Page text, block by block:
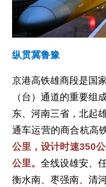
纵贯冀鲁豫
京港高铁雄商段是国
（台）通道的重要组
东、河南三省，北起
通车运营的商合杭高
公里，设计时速350
公里。 全线设雄安、
衡水南、枣强南、清